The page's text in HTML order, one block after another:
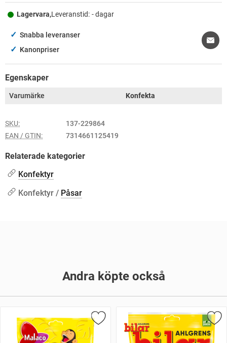
Lagervara,Leveranstid: - dagar
✓ Snabba leveranser
✓ Kanonpriser
Egenskaper
Varumärke Konfekta
SKU:
137-229864
EAN / GTIN:
7314661125419
Relaterade kategorier
Konfektyr
Konfektyr / Påsar
Andra köpte också